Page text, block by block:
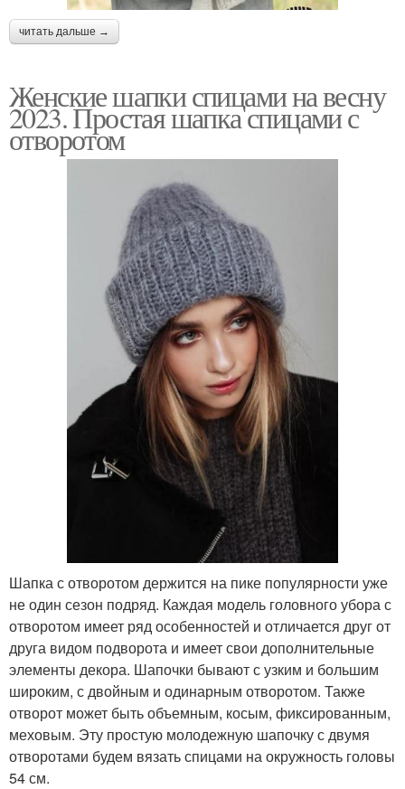
читать дальше →
Женские шапки спицами на весну
2023. Простая шапка спицами с
отворотом
Шапка с отворотом держится на пике популярности уже
не один сезон подряд. Каждая модель головного убора с
отворотом имеет ряд особенностей и отличается друг от
друга видом подворота и имеет свои дополнительные
элементы декора. Шапочки бывают с узким и большим
широким, с двойным и одинарным отворотом. Также
отворот может быть объемным, косым, фиксированным,
меховым. Эту простую молодежную шапочку с двумя
отворотами будем вязать спицами на окружность головы
54 см.